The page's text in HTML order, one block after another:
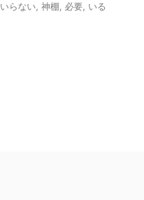
いらない 神棚 必要 いる